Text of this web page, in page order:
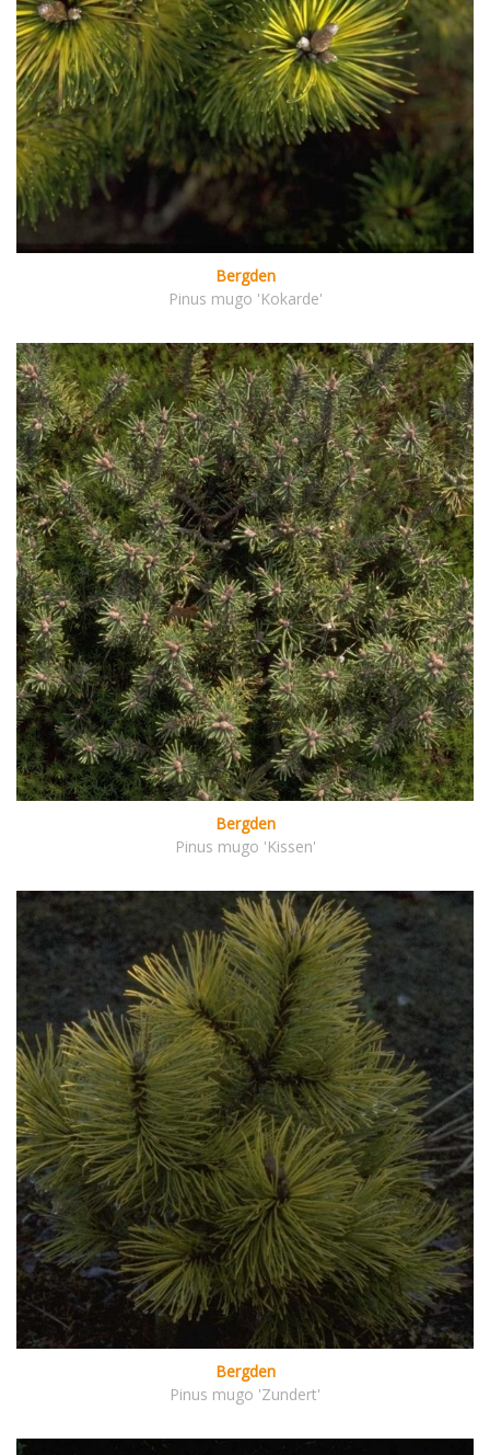
Bergden
Pinus mugo 'Kokarde'
Bergden
Pinus mugo 'Kissen'
Bergden
Pinus mugo 'Zundert'